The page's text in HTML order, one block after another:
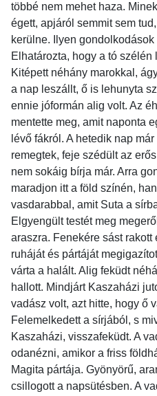
többé nem mehet haza.
égett, apjáról semmit sem
kerülne. Ilyen
Elhatározta, hogy a tó
Kitépett néhány marokkal,
a nap leszállt, ő is lehunyta
ennie jóformán alig volt. Az
mentette meg, amit naponta
lévő fákról. A hetedik nap
remegtek, feje szédült az
nem sokáig bírja már. Arra
maradjon itt a föld színén,
vasdarabbal, amit Suta a
Elgyengült testét meg
araszra. Fenekére sást rakott
ruháját és pártáját
várta a halált. Alig feküdt
hallott. Mindjárt Kaszaházi
vadász volt, azt hitte, hogy ő
Felemelkedett a sírjából, s
Kaszaházi, visszafeküdt. A
odanézni, amikor a friss
Magita pártája. Gyönyörű,
csillogott a napsütésben. A